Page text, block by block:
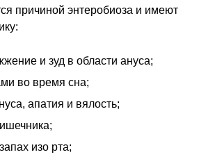
причиной энтеробиоза и имеют
и зуд в области ануса;
во время сна;
апатия и вялость;
изо рта;